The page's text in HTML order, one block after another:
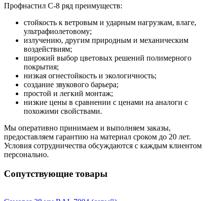
Профнастил С-8 ряд преимуществ:
стойкость к ветровым и ударным нагрузкам, влаге,
ультрафиолетовому;
излучению, другим природным и механическим
воздействиям;
широкий выбор цветовых решений полимерного
покрытия;
низкая огнестойкость и экологичность;
создание звукового барьера;
простой и легкий монтаж;
низкие цены в сравнении с ценами на аналоги с
похожими свойствами.
Мы оперативно принимаем и выполняем заказы,
предоставляем гарантию на материал сроком до 20 лет.
Условия сотрудничества обсуждаются с каждым клиентом
персонально.
Сопутствующие товары